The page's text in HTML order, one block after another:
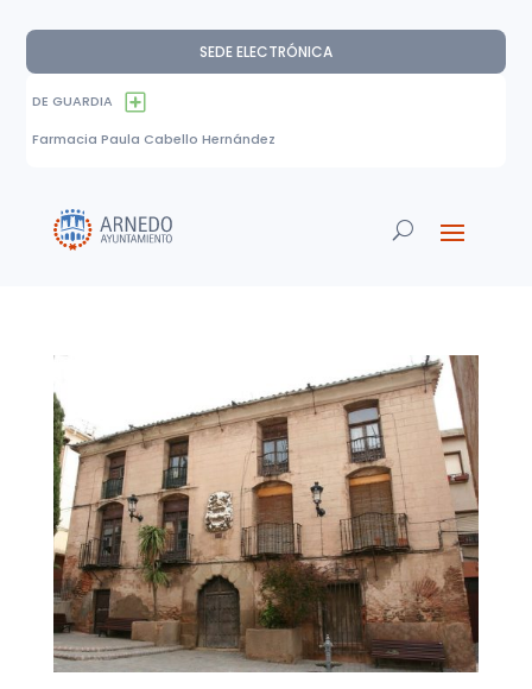
SEDE ELECTRÓNICA
DE GUARDIA
Farmacia Paula Cabello Hernández